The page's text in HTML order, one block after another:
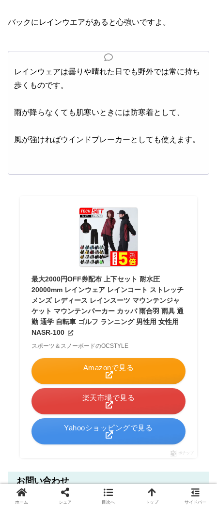
バックにレインウエアがあると心強いですよ。
レインウェアは曇りや晴れた日でも野外では常に持ち
歩くものです。
雨が降らなくても肌寒いときには防寒着として、
風が強ければウインドブレーカーとしても使えます。
最大2000円OFF券配布 上下セット 耐水圧
20000mm レインウェア レインコート ストレッチ
メンズ レディース レインスーツ マウンテンジャ
ケット マウンテンパーカー カッパ 雨合羽 雨具 通
勤 通学 自転車 ゴルフ ランニング 男性用 女性用
NASR-100
スポーツ＆スノーボードのOCSTYLE
Amazonで見る
楽天市場で見る
Yahooショッピングで見る
ポチップ
お問い合わせ
ホーム シェア 目次へ トップ サイドバー